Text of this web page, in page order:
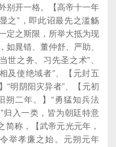
别开一格。【高帝十一年
之”，即此诏最先之滥觞
定之斯限，所举大抵为现
如晁错、董仲舒、严助、
世之务、习先圣之术”、
及使绝域者”、【元封五
“明阴阳灾异者”、【元初
朔二年。】“勇猛知兵法
归入一类，皆为朝廷特意
简称，【武帝元光元年，
举孝廉之始。元朔元年